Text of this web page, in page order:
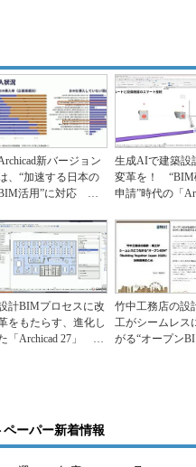
新バージョン
、“加速する日本の
活用”に対応 グ
生成AIで建築設
変革を！ “BIM
申請”時代の「
計BIMプロセスに改
をもたらす、進化し
「Archicad 27」 新
竹中工務店の設
工がシームレス
がる“オープンBI
ーパー新着情報